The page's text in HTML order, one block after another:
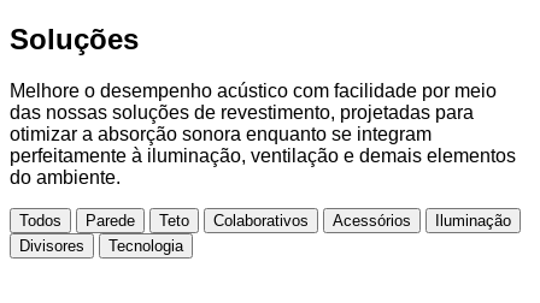
Soluções
Melhore o desempenho acústico com facilidade por meio
das nossas soluções de revestimento, projetadas para
otimizar a absorção sonora enquanto se integram
perfeitamente à iluminação, ventilação e demais elementos
do ambiente.
Todos Parede Teto Colaborativos Acessórios
Iluminação
Divisores
Tecnologia